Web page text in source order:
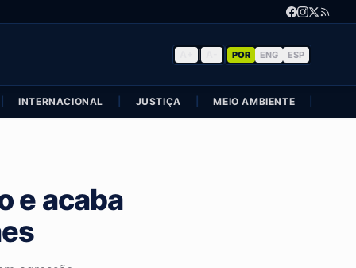
POR ENG ESP
INTERNACIONAL JUSTIÇA MEIO AMBIENTE
e acaba